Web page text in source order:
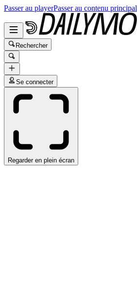
Passer au playerPasser au contenu principal
Rechercher
Se connecter
Regarder en plein écran